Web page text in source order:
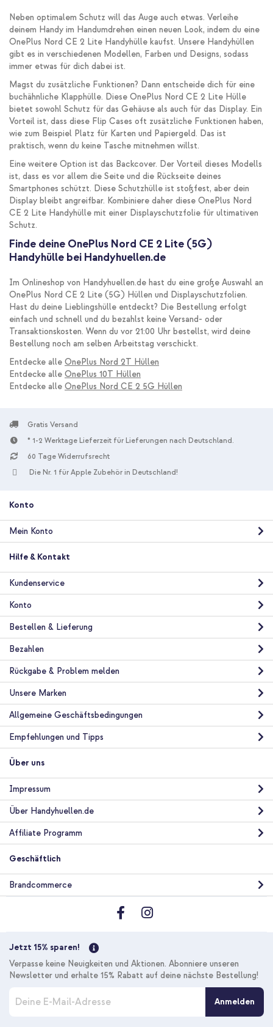
Neben optimalem Schutz will das Auge auch etwas. Verleihe
deinem Handy im Handumdrehen einen neuen Look, indem du eine
OnePlus Nord CE 2 Lite Handyhülle kaufst. Unsere Handyhüllen
gibt es in verschiedenen Modellen, Farben und Designs, sodass
immer etwas für dich dabei ist.
Magst du zusätzliche Funktionen? Dann entscheide dich für eine
buchähnliche Klapphülle. Diese OnePlus Nord CE 2 Lite Hülle
bietet sowohl Schutz für das Gehäuse als auch für das Display. Ein
Vorteil ist, dass diese Flip Cases oft zusätzliche Funktionen haben,
wie zum Beispiel Platz für Karten und Papiergeld. Das ist
praktisch, wenn du keine Tasche mitnehmen willst.
Eine weitere Option ist das Backcover. Der Vorteil dieses Modells
ist, dass es vor allem die Seite und die Rückseite deines
Smartphones schützt. Diese Schutzhülle ist stoßfest, aber dein
Display bleibt angreifbar. Kombiniere daher diese OnePlus Nord
CE 2 Lite Handyhülle mit einer Displayschutzfolie für ultimativen
Schutz.
Finde deine OnePlus Nord CE 2 Lite (5G)
Handyhülle bei Handyhuellen.de
Im Onlineshop von Handyhuellen.de hast du eine große Auswahl an
OnePlus Nord CE 2 Lite (5G) Hüllen und Displayschutzfolien.
Hast du deine Lieblingshülle entdeckt? Die Bestellung erfolgt
einfach und schnell und du bezahlst keine Versand- oder
Transaktionskosten. Wenn du vor 21:00 Uhr bestellst, wird deine
Bestellung noch am selben Arbeitstag verschickt.
Entdecke alle OnePlus Nord 2T Hüllen
Entdecke alle OnePlus 10T Hüllen
Entdecke alle OnePlus Nord CE 2 5G Hüllen
Gratis Versand
* 1-2 Werktage Lieferzeit für Lieferungen nach Deutschland.
60 Tage Widerrufsrecht
Die Nr. 1 für Apple Zubehör in Deutschland!
Konto
Mein Konto
Hilfe & Kontakt
Kundenservice
Konto
Bestellen & Lieferung
Bezahlen
Rückgabe & Problem melden
Unsere Marken
Allgemeine Geschäftsbedingungen
Empfehlungen und Tipps
Über uns
Impressum
Über Handyhuellen.de
Affiliate Programm
Geschäftlich
Brandcommerce
Jetzt 15% sparen!
Verpasse keine Neuigkeiten und Aktionen. Abonniere unseren
Newsletter und erhalte 15% Rabatt auf deine nächste Bestellung!
Anmelden